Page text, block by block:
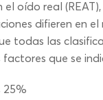
oído real
difieren en
todas las
factores que se
25%